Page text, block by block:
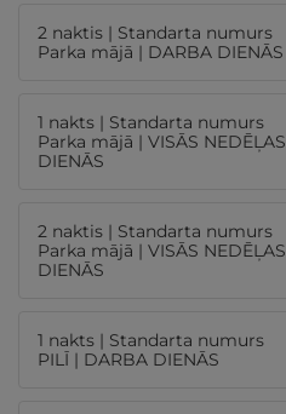
2 naktis | Standarta numurs
Parka mājā | DARBA DIENĀS
1 nakts | Standarta numurs
Parka mājā | VISĀS NEDĒĻAS
DIENĀS
2 naktis | Standarta numurs
Parka mājā | VISĀS NEDĒĻAS
DIENĀS
1 nakts | Standarta numurs
PILĪ | DARBA DIENĀS